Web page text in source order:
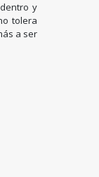
y
tolera
a ser